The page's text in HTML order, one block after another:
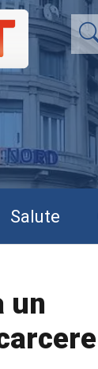
Salute
un